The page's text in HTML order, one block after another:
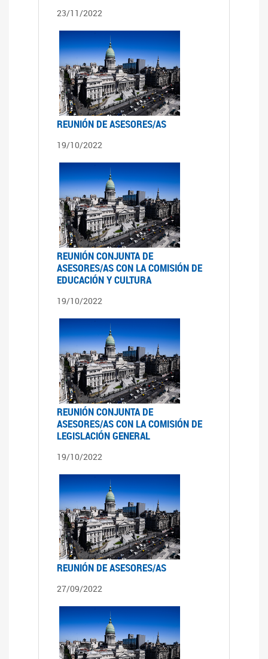
23/11/2022
REUNIÓN DE ASESORES/AS
19/10/2022
REUNIÓN CONJUNTA DE
ASESORES/AS CON LA COMISIÓN DE
EDUCACIÓN Y CULTURA
19/10/2022
REUNIÓN CONJUNTA DE
ASESORES/AS CON LA COMISIÓN DE
LEGISLACIÓN GENERAL
19/10/2022
REUNIÓN DE ASESORES/AS
27/09/2022